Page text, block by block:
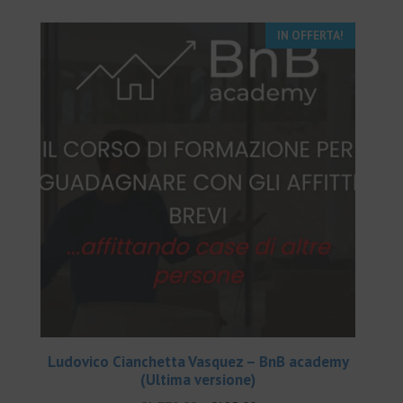
IN OFFERTA!
Ludovico Cianchetta Vasquez – BnB academy
(Ultima versione)